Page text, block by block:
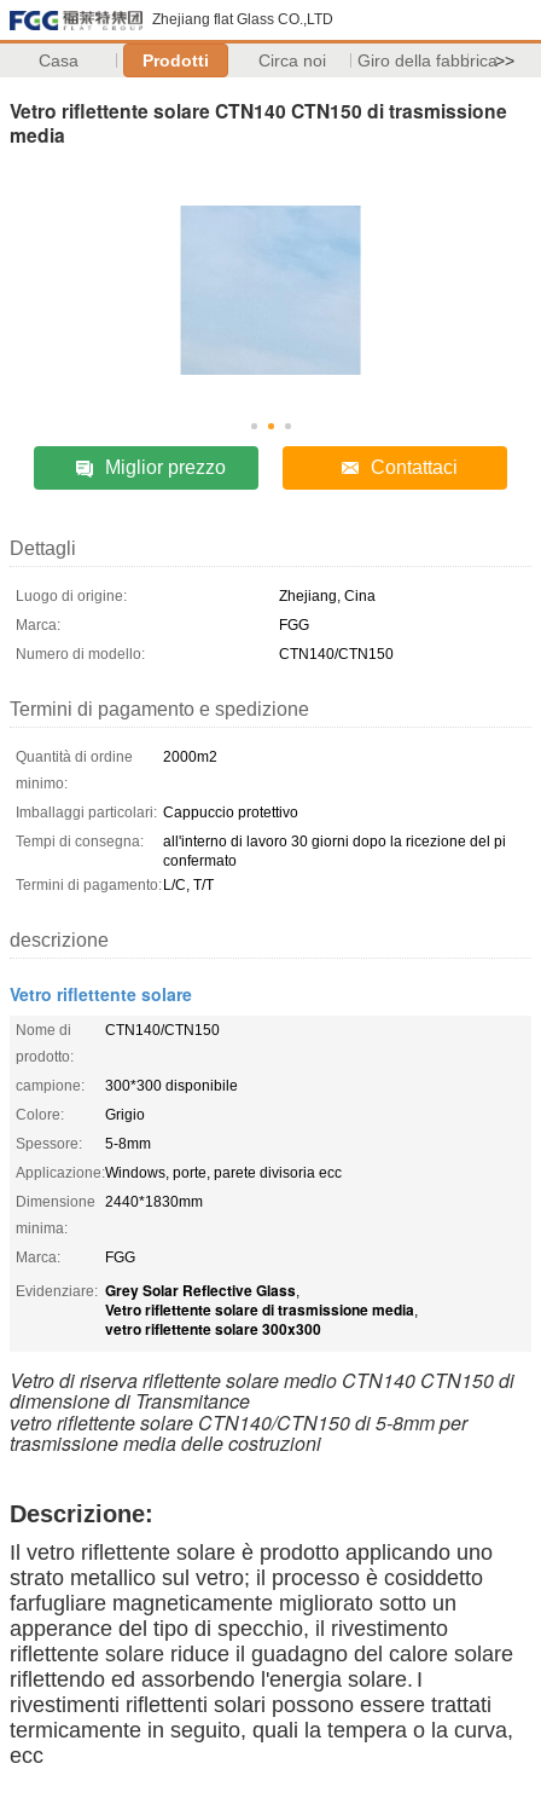
Zhejiang flat Glass CO.,LTD
Casa Prodotti Circa noi Giro della fabbrica>>
Vetro riflettente solare CTN140 CTN150 di trasmissione
media
Miglior prezzo Contattaci
Dettagli
Luogo di origine:
Zhejiang, Cina
Marca:
FGG
Numero di modello:
CTN140/CTN150
Termini di pagamento e spedizione
Quantità di ordine
minimo:
2000m2
Imballaggi particolari: Cappuccio protettivo
Tempi di consegna:
all'interno di lavoro 30 giorni dopo la ricezione del pi
confermato
Termini di pagamento:L/C, T/T
descrizione
Vetro riflettente solare
Nome di
prodotto:
CTN140/CTN150
campione:
300*300 disponibile
Colore:
Grigio
Spessore:
5-8mm
Applicazione:Windows, porte, parete divisoria ecc
Dimensione
minima:
2440*1830mm
Marca:
FGG
Evidenziare: Grey Solar Reflective Glass,
Vetro riflettente solare di trasmissione media,
vetro riflettente solare 300x300
Vetro di riserva riflettente solare medio CTN140 CTN150 di
dimensione di Transmitance
vetro riflettente solare CTN140/CTN150 di 5-8mm per
trasmissione media delle costruzioni
Descrizione:
Il vetro riflettente solare è prodotto applicando uno
strato metallico sul vetro; il processo è cosiddetto
farfugliare magneticamente migliorato sotto un
apperance del tipo di specchio, il rivestimento
riflettente solare riduce il guadagno del calore solare
riflettendo ed assorbendo l'energia solare. I
rivestimenti riflettenti solari possono essere trattati
termicamente in seguito, quali la tempera o la curva,
ecc